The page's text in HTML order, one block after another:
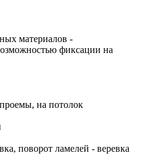
материалов -
фиксации на
на потолок
поворот ламелей - веревка